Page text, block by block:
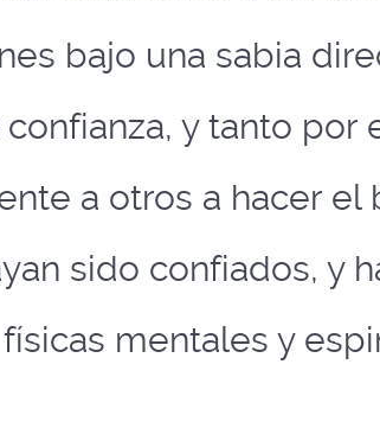
bajo una sabia
y tanto
a otros a hacer
sido confiados, y
mentales y